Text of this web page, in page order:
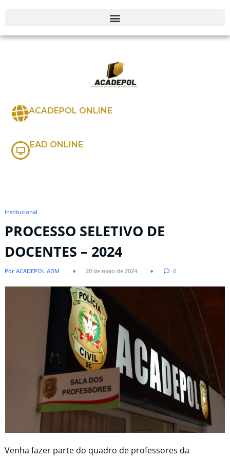
ACADEPOL ONLINE
EAD ONLINE
Institucional
PROCESSO SELETIVO DE
DOCENTES – 2024
Por ACADEPOL ADM 20 de maio de 2024 0
Venha fazer parte do quadro de professores da